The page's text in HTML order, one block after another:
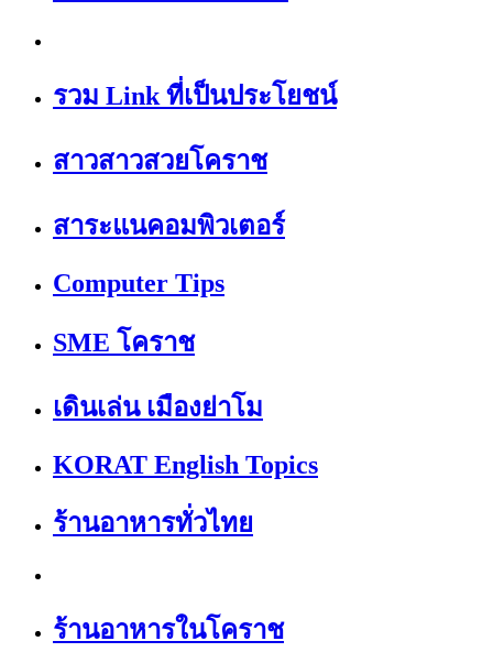
รวม Link ที่เป็นประโยชน์
สาวสาวสวยโคราช
สาระแนคอมพิวเตอร์
Computer Tips
SME โคราช
เดินเล่น เมืองย่าโม
KORAT English Topics
ร้านอาหารทั่วไทย
ร้านอาหารในโคราช